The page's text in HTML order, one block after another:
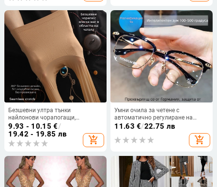
Безшевни ултра тънки
найлонови чорапогащи,
прозрачни, 5D денир
9.93 - 10.15 €/
19.42 - 19.85 лв
add_shopping_cart
Умни очила за четене с
автоматично регулиране на
фокуса за разстояние и близо,
многофокусни лещи от смола, HD
анти-синя светлина, безрамков
11.63 €/22.75 лв
add_shopping_cart